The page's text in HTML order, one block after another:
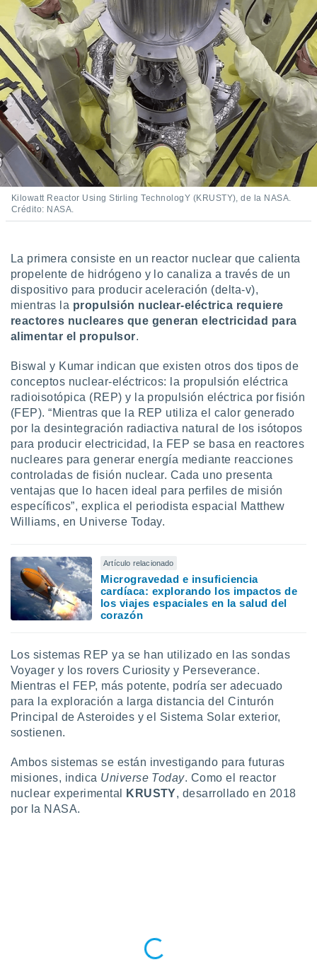
utilizar
crear un
uso de
contenido
medir el
de la
el
del
de
o a través
de
uso de
con el
e
mediante
publicidad
publicidad
de
1199
Kilowatt Reactor Using Stirling TechnologY (KRUSTY), de la NASA.
Crédito: NASA.
La primera consiste en un reactor nuclear que calienta
propelente de hidrógeno y lo canaliza a través de un
dispositivo para producir aceleración (delta-v),
mientras la propulsión nuclear-eléctrica requiere
reactores nucleares que generan electricidad para
alimentar el propulsor.
Biswal y Kumar indican que existen otros dos tipos de
conceptos nuclear-eléctricos: la propulsión eléctrica
radioisotópica (REP) y la propulsión eléctrica por fisión
(FEP). “Mientras que la REP utiliza el calor generado
por la desintegración radiactiva natural de los isótopos
para producir electricidad, la FEP se basa en reactores
nucleares para generar energía mediante reacciones
controladas de fisión nuclear. Cada uno presenta
ventajas que lo hacen ideal para perfiles de misión
específicos”, explica el periodista espacial Matthew
Williams, en Universe Today.
Artículo relacionado
Microgravedad e insuficiencia
cardíaca: explorando los impactos de
los viajes espaciales en la salud del
corazón
Los sistemas REP ya se han utilizado en las sondas
Voyager y los rovers Curiosity y Perseverance.
Mientras el FEP, más potente, podría ser adecuado
para la exploración a larga distancia del Cinturón
Principal de Asteroides y el Sistema Solar exterior,
sostienen.
Ambos sistemas se están investigando para futuras
misiones, indica Universe Today. Como el reactor
nuclear experimental
KRUSTY, desarrollado en 2018
por la NASA.